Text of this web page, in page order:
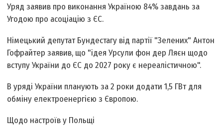
Уряд заявив про виконання Україною 84% завдань за
Угодою про асоціацію з ЄС.
Німецький депутат Бундестагу від партії "Зелених" Антон
Гофрайтер заявив, що "ідея Урсули фон дер Ляєн щодо
вступу України до ЄС до 2027 року є нереалістичною".
В уряді України планують за 2 роки додати 1,5 ГВт для
обміну електроенергією з Європою.
Щодо настроїв у Польщі